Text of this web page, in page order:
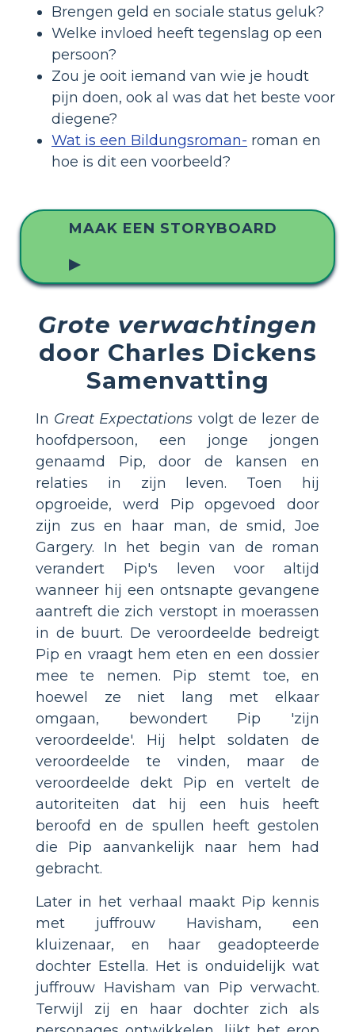
Brengen geld en sociale status geluk?
Welke invloed heeft tegenslag op een
persoon?
Zou je ooit iemand van wie je houdt
pijn doen, ook al was dat het beste voor
diegene?
Wat is een Bildungsroman- roman en
hoe is dit een voorbeeld?
MAAK EEN STORYBOARD
▶
Grote verwachtingen
door Charles Dickens
Samenvatting
In Great Expectations volgt de lezer de
hoofdpersoon, een jonge jongen
genaamd Pip, door de kansen en
relaties in zijn leven. Toen hij
opgroeide, werd Pip opgevoed door
zijn zus en haar man, de smid, Joe
Gargery. In het begin van de roman
verandert Pip's leven voor altijd
wanneer hij een ontsnapte gevangene
aantreft die zich verstopt in moerassen
in de buurt. De veroordeelde bedreigt
Pip en vraagt ​​hem eten en een dossier
mee te nemen. Pip stemt toe, en
hoewel ze niet lang met elkaar
omgaan, bewondert Pip 'zijn
veroordeelde'. Hij helpt soldaten de
veroordeelde te vinden, maar de
veroordeelde dekt Pip en vertelt de
autoriteiten dat hij een huis heeft
beroofd en de spullen heeft gestolen
die Pip aanvankelijk naar hem had
gebracht.
Later in het verhaal maakt Pip kennis
met juffrouw Havisham, een
kluizenaar, en haar geadopteerde
dochter Estella. Het is onduidelijk wat
juffrouw Havisham van Pip verwacht.
Terwijl zij en haar dochter zich als